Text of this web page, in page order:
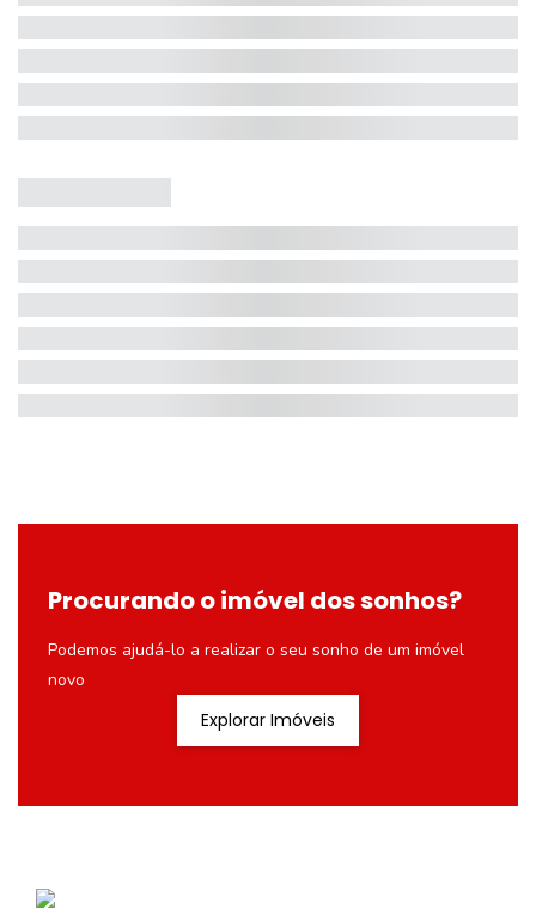
Procurando o imóvel dos sonhos?
Podemos ajudá-lo a realizar o seu sonho de um imóvel
novo
Explorar Imóveis